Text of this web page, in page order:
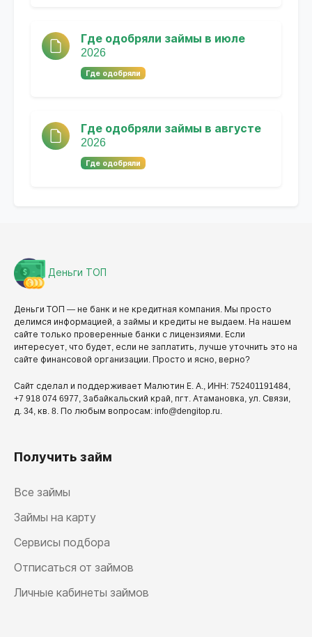
Где одобряли займы в июле
2026
Где одобряли
Где одобряли займы в августе
2026
Где одобряли
Деньги ТОП
Деньги ТОП — не банк и не кредитная компания. Мы просто
делимся информацией, а займы и кредиты не выдаем. На нашем
сайте только проверенные банки с лицензиями. Если
интересует, что будет, если не заплатить, лучше уточнить это на
сайте финансовой организации. Просто и ясно, верно?
Сайт сделал и поддерживает Малютин Е. А., ИНН: 752401191484,
+7 918 074 6977, Забайкальский край, пгт. Атамановка, ул. Связи,
д. 34, кв. 8. По любым вопросам: info@dengitop.ru.
Получить займ
Все займы
Займы на карту
Сервисы подбора
Отписаться от займов
Личные кабинеты займов